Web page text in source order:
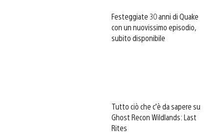
Festeggiate 30 anni di Quake
con un nuovissimo episodio,
subito disponibile
Tutto ciò che c’è da sapere su
Ghost Recon Wildlands: Last
Rites